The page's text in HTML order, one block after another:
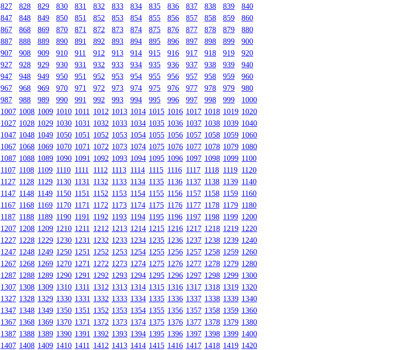
827 828 829 830 831 832 833 834 835 836 837 838 839
840
847 848 849 850 851 852 853 854 855 856 857 858 859
860
867 868 869 870 871 872 873 874 875 876 877 878 879
880
887 888 889 890 891 892 893 894 895 896 897 898 899
900
907 908 909 910 911 912 913 914 915 916 917 918 919
920
927 928 929 930 931 932 933 934 935 936 937 938 939
940
947 948 949 950 951 952 953 954 955 956 957 958 959
960
967 968 969 970 971 972 973 974 975 976 977 978 979
980
987 988 989 990 991 992 993 994 995 996 997 998 999
1000
1007 1008 1009 1010 1011 1012 1013 1014 1015 1016 1017 1018 1019 1020
1027 1028 1029 1030 1031 1032 1033 1034 1035 1036 1037 1038 1039 1040
1047 1048 1049 1050 1051 1052 1053 1054 1055 1056 1057 1058 1059 1060
1067 1068 1069 1070 1071 1072 1073 1074 1075 1076 1077 1078 1079 1080
1087 1088 1089 1090 1091 1092 1093 1094 1095 1096 1097 1098 1099 1100
1107 1108 1109 1110 1111 1112 1113 1114 1115 1116 1117 1118 1119 1120
1127 1128 1129 1130 1131 1132 1133 1134 1135 1136 1137 1138 1139 1140
1147 1148 1149 1150 1151 1152 1153 1154 1155 1156 1157 1158 1159 1160
1167 1168 1169 1170 1171 1172 1173 1174 1175 1176 1177 1178 1179 1180
1187 1188 1189 1190 1191 1192 1193 1194 1195 1196 1197 1198 1199 1200
1207 1208 1209 1210 1211 1212 1213 1214 1215 1216 1217 1218 1219 1220
1227 1228 1229 1230 1231 1232 1233 1234 1235 1236 1237 1238 1239 1240
1247 1248 1249 1250 1251 1252 1253 1254 1255 1256 1257 1258 1259 1260
1267 1268 1269 1270 1271 1272 1273 1274 1275 1276 1277 1278 1279 1280
1287 1288 1289 1290 1291 1292 1293 1294 1295 1296 1297 1298 1299 1300
1307 1308 1309 1310 1311 1312 1313 1314 1315 1316 1317 1318 1319 1320
1327 1328 1329 1330 1331 1332 1333 1334 1335 1336 1337 1338 1339 1340
1347 1348 1349 1350 1351 1352 1353 1354 1355 1356 1357 1358 1359 1360
1367 1368 1369 1370 1371 1372 1373 1374 1375 1376 1377 1378 1379 1380
1387 1388 1389 1390 1391 1392 1393 1394 1395 1396 1397 1398 1399 1400
1407 1408 1409 1410 1411 1412 1413 1414 1415 1416 1417 1418 1419 1420